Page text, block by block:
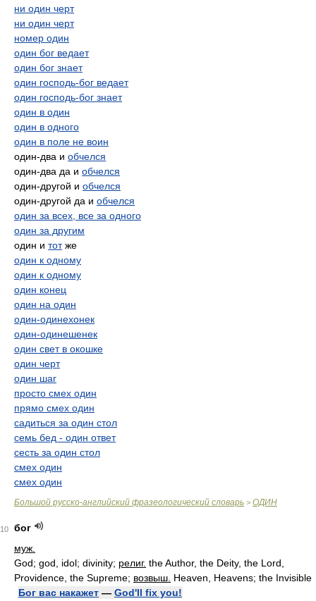
ни один черт
ни один черт
номер один
один бог ведает
один бог знает
один господь-бог ведает
один господь-бог знает
один в один
один в одного
один в поле не воин
один-два и обчелся
один-два да и обчелся
один-другой и обчелся
один-другой да и обчелся
один за всех, все за одного
один за другим
один и тотже
один к одному
один к одному
один конец
один на один
один-одинехонек
один-одинешенек
один свет в окошке
один черт
один шаг
просто смех один
прямо смех один
садиться за один стол
семь бед - один ответ
сесть за один стол
смех один
смех один
Большой русско-английский фразеологический словарь > ОДИН
10
бог
муж.
God; god, idol; divinity; религ. the Author, the Deity, the Lord,
Providence, the Supreme; возвыш. Heaven, Heavens; the Invisible
Бог вас накажет — God'll fix you!